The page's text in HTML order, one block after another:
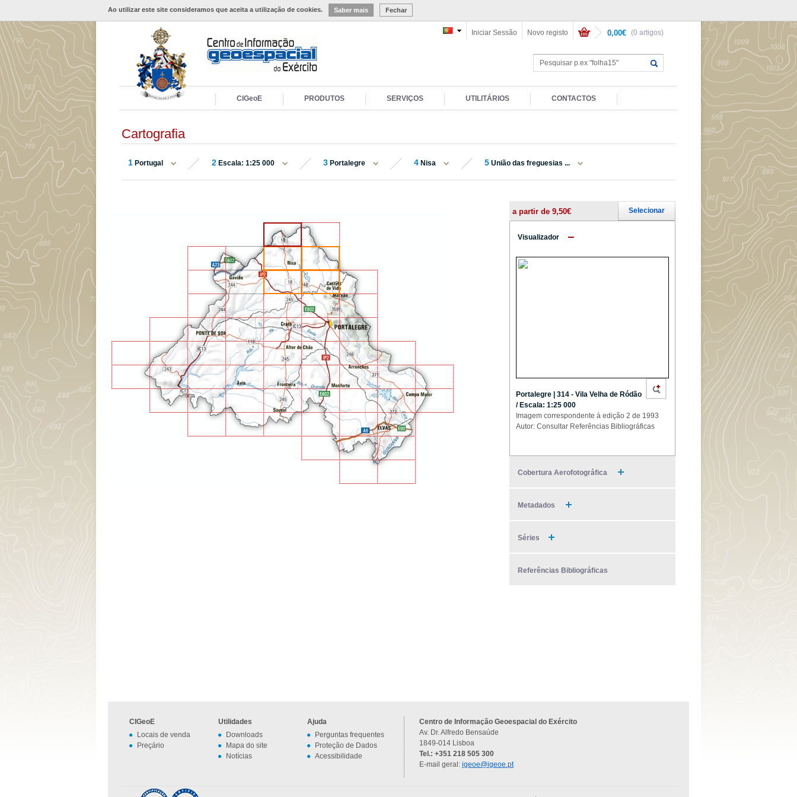
Ao utilizar este site consideramos que aceita a utilização de cookies. Saber mais Fechar
(0 artigos)
0,00€
Novo registo
Iniciar Sessão
CIGeoE PRODUTOS SERVIÇOS UTILITÁRIOS CONTACTOS
Cartografia
1 Portugal 2 Escala: 1:25 000 3 Portalegre 4 Nisa 5 União das freguesias ...
a partir de 9,50€ Selecionar
Visualizador
Portalegre | 314 - Vila Velha de Ródão
/ Escala: 1:25 000
Imagem correspondente à edição 2 de 1993
Autor: Consultar Referências Bibliográficas
Cobertura Aerofotográfica
Metadados
Séries
Referências Bibliográficas
CIGeoE
Locais de venda
Preçário
Utilidades
Downloads
Mapa do site
Notícias
Ajuda
Perguntas frequentes
Proteção de Dados
Acessibilidade
Centro de Informação Geoespacial do Exército
Av. Dr. Alfredo Bensaúde
1849-014 Lisboa
Tel.: +351 218 505 300
E-mail geral: igeoe@igeoe.pt